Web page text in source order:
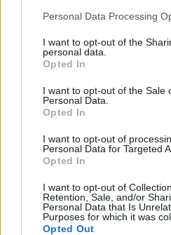
Personal Data Processing
I want to opt-out of the
personal data.
Opted In
I want to opt-out of the Sale
Personal Data.
Opted In
I want to opt-out of
Personal Data for Targeted
Opted In
I want to opt-out of
Retention, Sale, and/or
Personal Data that Is
Purposes for which it was
Opted Out
Астронавти на NASA
07.08.2026 / 15:00